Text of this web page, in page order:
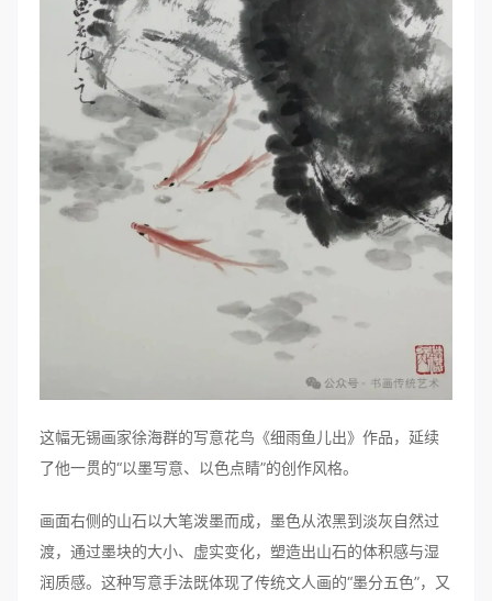
这幅无锡画家徐海群的写意花鸟 《细雨鱼儿出》 作品，延续
了他一贯的“以墨写意、以色点睛”的创作风格。
画面右侧的山石以大笔泼墨而成，墨色从浓黑到淡灰自然过
渡，通过墨块的大小、虚实变化，塑造出山石的体积感与湿
润质感。这种写意手法既体现了传统文人画的“墨分五色”，又